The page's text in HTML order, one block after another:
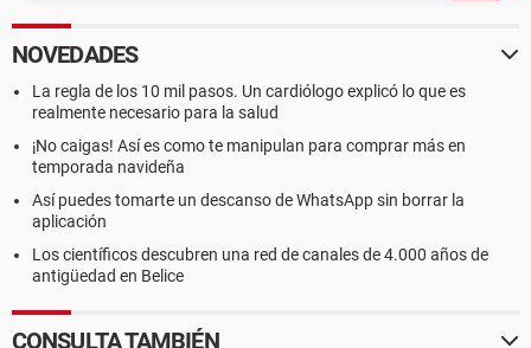
NOVEDADES
La regla de los 10 mil pasos. Un cardiólogo explicó lo que es
realmente necesario para la salud
¡No caigas! Así es como te manipulan para comprar más en
temporada navideña
Así puedes tomarte un descanso de WhatsApp sin borrar la
aplicación
Los científicos descubren una red de canales de 4.000 años de
antigüedad en Belice
CONSULTA TAMBIÉN